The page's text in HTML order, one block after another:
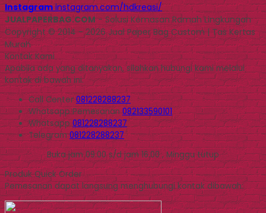
Instagram instagram.com/hdkreasi/
JUALPAPERBAG.COM- Solusi Kemasan Ramah Lingkungan
Copyright © 2014 - 2026 Jual Paper Bag Custom | Tas Kertas
Murah
Kontak Kami
Apabila ada yang ditanyakan, silahkan hubungi kami melalui
kontak di bawah ini.
Call Center081228288237
WhatsappPemesanan 082133590101
Whatsapp081228288237
Telegram081228288237
Buka jam 09.00 s/d jam 16.00 , Minggu tutup
Produk Quick Order
Pemesanan dapat langsung menghubungi kontak dibawah: